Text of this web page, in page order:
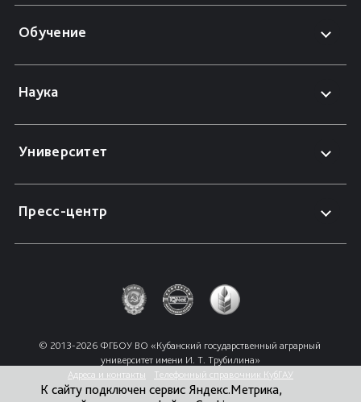
Обучение
Наука
Университет
Пресс-центр
© 2013-2026 ФГБОУ ВО «Кубанский государственный аграрный
университет имени И. Т. Трубилина»
Адреса и контакты
Телефонный справочник КубГАУ
К сайту подключен сервис Яндекс.Метрика,